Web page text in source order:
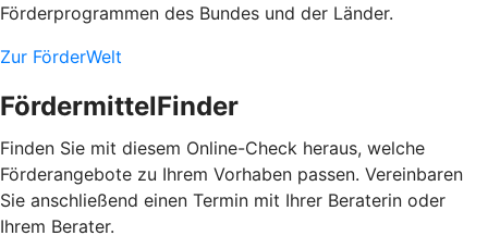
Förderprogrammen des Bundes und der Länder.
Zur FörderWelt
FördermittelFinder
Finden Sie mit diesem Online-Check heraus, welche
Förderangebote zu Ihrem Vorhaben passen. Vereinbaren
Sie anschließend einen Termin mit Ihrer Beraterin oder
Ihrem Berater.